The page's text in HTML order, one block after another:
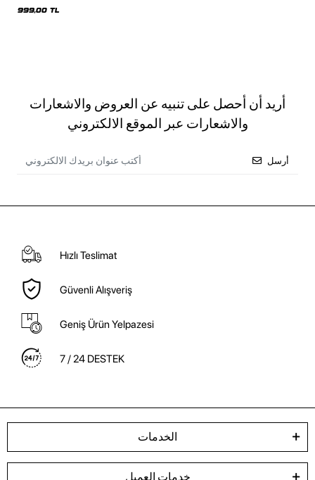
999,00 TL
أريد أن أحصل على تنبيه عن العروض والاشعارات
والاشعارات عبر الموقع الالكتروني
أرسل
Hızlı Teslimat
Güvenli Alışveriş
Geniş Ürün Yelpazesi
7 / 24 DESTEK
الخدمات
خدمات العميل